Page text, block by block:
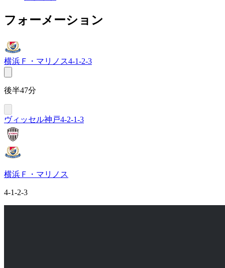
フォーメーション
横浜Ｆ・マリノス4-1-2-3
後半47分
ヴィッセル神戸4-2-1-3
横浜Ｆ・マリノス
4-1-2-3